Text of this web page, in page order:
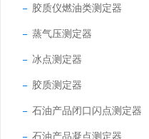
胶质仪燃油类测定器
蒸气压测定器
冰点测定器
胶质测定器
石油产品闭口闪点测定器
石油产品凝点测定器